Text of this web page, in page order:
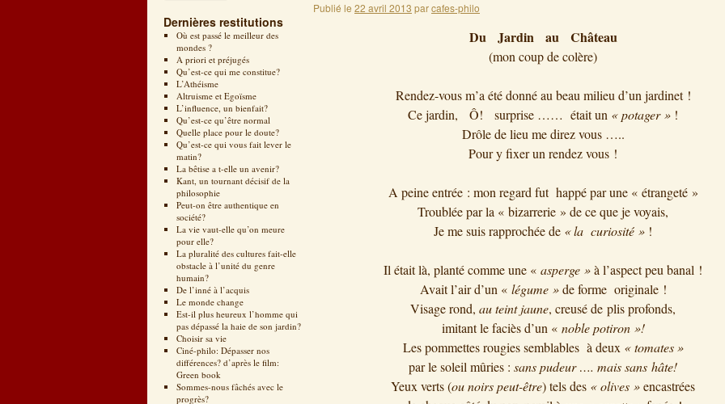
Dernières restitutions
Où est passé le meilleur des
mondes ?
A priori et préjugés
Qu’est-ce qui me constitue?
L’Athéisme
Altruisme et Egoïsme
L’influence, un bienfait?
Qu’est-ce qu’être normal
Quelle place pour le doute?
Qu’est-ce qui vous fait lever le
matin?
La bêtise a t-elle un avenir?
Kant, un tournant décisif de la
philosophie
Peut-on être authentique en
société?
La vie vaut-elle qu’on meure
pour elle?
La pluralité des cultures fait-elle
obstacle à l’unité du genre
humain?
De l’inné à l’acquis
Le monde change
Est-il plus heureux l’homme qui
pas dépassé la haie de son jardin?
Choisir sa vie
Ciné-philo: Dépasser nos
différences? d’après le film:
Green book
Sommes-nous fâchés avec le
progrès?
Publié le 22 avril 2013 parcafes-philo
Du Jardin au Château
(mon coup de colère)
Rendez-vous m’a été donné au beau milieu d’un jardinet !
Ce jardin, Ô! surprise …… était un « potager » !
Drôle de lieu me direz vous …..
Pour y fixer un rendez vous !
A peine entrée : mon regard fut happé par une « étrangeté »
Troublée par la « bizarrerie » de ce que je voyais,
Je me suis rapprochée de « la curiosité » !
Il était là, planté comme une « asperge »à l’aspect peu banal !
Avait l’air d’un « légume »de forme originale !
Visage rond, au teint jaune, creusé de plis profonds,
imitant le faciès d’un « noble potiron »!
Les pommettes rougies semblables à deux « tomates »
par le soleil mûries : sans pudeur …. mais sans hâte!
Yeux verts (ou noirs peut-être) tels des « olives »encastrées